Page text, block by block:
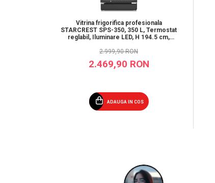
Vitrina frigorifica profesionala
STARCREST SPS-350, 350 L, Termostat
reglabil, Iluminare LED, H 194.5 cm,
2.999,90 RON
2.469,90 RON
ADAUGA IN COS